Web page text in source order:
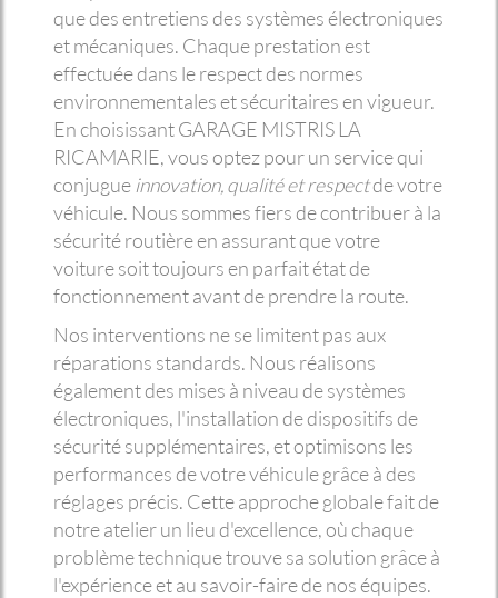
que des entretiens des systèmes électroniques
et mécaniques. Chaque prestation est
effectuée dans le respect des normes
environnementales et sécuritaires en vigueur.
En choisissant GARAGE MISTRIS LA
RICAMARIE, vous optez pour un service qui
conjugue innovation, qualité et respectde votre
véhicule. Nous sommes fiers de contribuer à la
sécurité routière en assurant que votre
voiture soit toujours en parfait état de
fonctionnement avant de prendre la route.
Nos interventions ne se limitent pas aux
réparations standards. Nous réalisons
également des mises à niveau de systèmes
électroniques, l'installation de dispositifs de
sécurité supplémentaires, et optimisons les
performances de votre véhicule grâce à des
réglages précis. Cette approche globale fait de
notre atelier un lieu d'excellence, où chaque
problème technique trouve sa solution grâce à
l'expérience et au savoir-faire de nos équipes.